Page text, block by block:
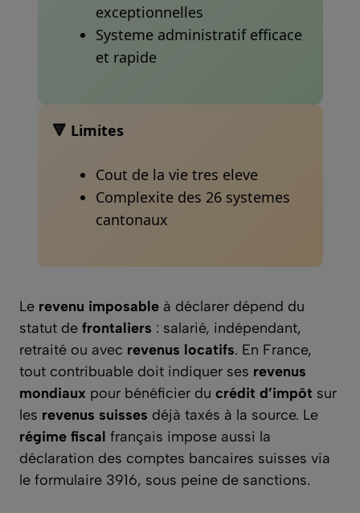
exceptionnelles
Systeme administratif efficace
et rapide
🔻 Limites
Cout de la vie tres eleve
Complexite des 26 systemes
cantonaux
Le revenu imposable à déclarer dépend du
statut de frontaliers : salarié, indépendant,
retraité ou avec revenus locatifs. En France,
tout contribuable doit indiquer ses revenus
mondiaux pour bénéficier du crédit d’impôt sur
les revenus suisses déjà taxés à la source. Le
régime fiscal français impose aussi la
déclaration des comptes bancaires suisses via
le formulaire 3916, sous peine de sanctions.